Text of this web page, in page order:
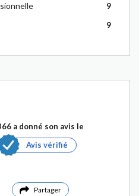
9
9
a donné son avis le
Avis vérifié
Partager